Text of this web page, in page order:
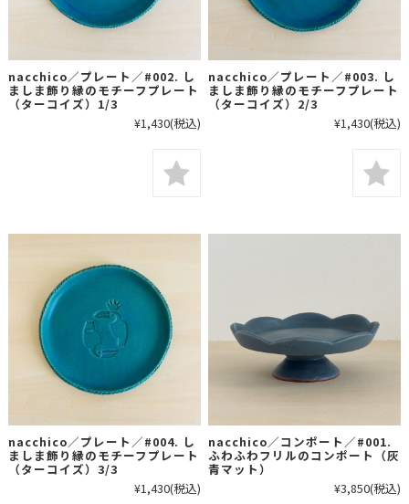
nacchico／プレート／#002. し
ましま飾り縁のモチーフプレート
（ターコイズ）1/3
¥1,430(税込)
nacchico／プレート／#003. し
ましま飾り縁のモチーフプレート
（ターコイズ）2/3
¥1,430(税込)
nacchico／プレート／#004. し
ましま飾り縁のモチーフプレート
（ターコイズ）3/3
¥1,430(税込)
nacchico／コンポート／#001.
ふわふわフリルのコンポート（灰
青マット）
¥3,850(税込)